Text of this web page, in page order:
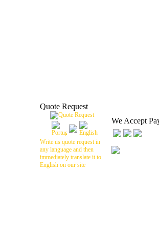
Quote Request
Write us quote request in
any language and then
immediately translate it to
English on our site
We Accept